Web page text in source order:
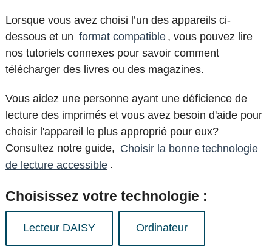
Lorsque vous avez choisi l’un des appareils ci-
dessous et un format compatible , vous pouvez lire
nos tutoriels connexes pour savoir comment
télécharger des livres ou des magazines.
Vous aidez une personne ayant une déficience de
lecture des imprimés et vous avez besoin d'aide pour
choisir l'appareil le plus approprié pour eux?
Consultez notre guide, Choisir la bonne technologie
de lecture accessible .
Choisissez votre technologie :
Lecteur DAISY Ordinateur